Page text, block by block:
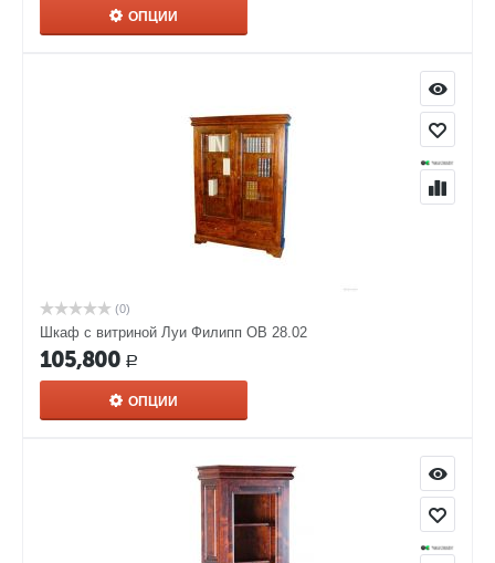
ОПЦИИ
(0)
Шкаф с витриной Луи Филипп ОВ 28.02
105,800 Р
ОПЦИИ